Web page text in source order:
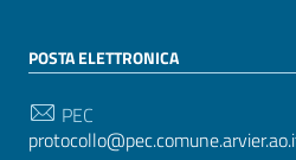
POSTA ELETTRONICA
PEC